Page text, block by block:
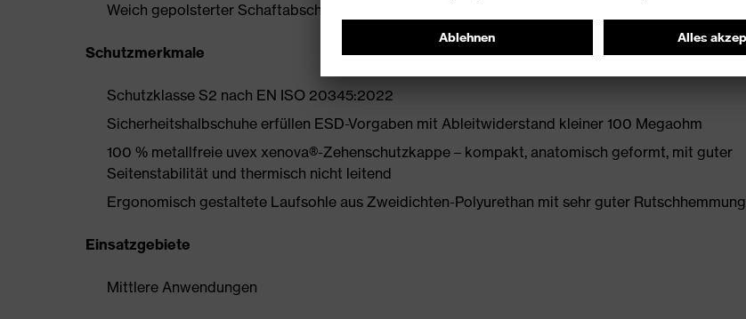
Weich gepolsterter Schaftabschluss
Schutzmerkmale
Schutzklasse S2 nach EN ISO 20345:2022
Sicherheitshalbschuhe erfüllen ESD-Vorgaben mit Ableitwiderstand kleiner 100 Megaohm
100 % metallfreie uvex xenova®-Zehenschutzkappe – kompakt, anatomisch geformt, mit guter
Seitenstabilität und thermisch nicht leitend
Ergonomisch gestaltete Laufsohle aus Zweidichten-Polyurethan mit sehr guter Rutschhemmung
Einsatzgebiete
Mittlere Anwendungen